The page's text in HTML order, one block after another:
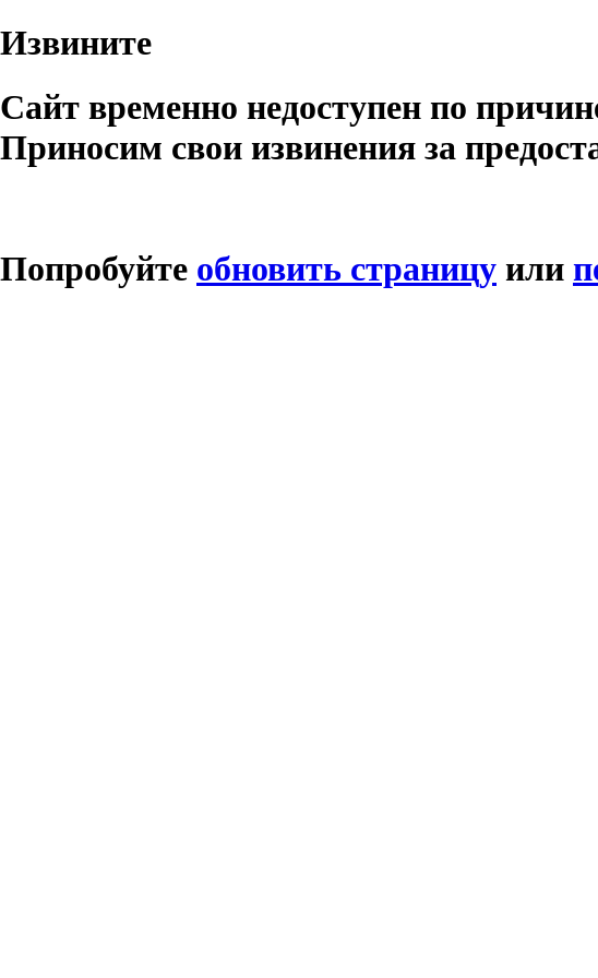
Извините
Сайт временно недоступен по
Приносим свои извинения за
Попробуйте обновить страницу или